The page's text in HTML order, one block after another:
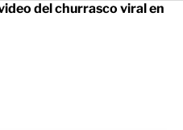
del churrasco viral en